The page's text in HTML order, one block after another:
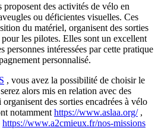
proposent des activités de vélo en
ou déficientes visuelles. Ces
du matériel, organisent des sorties
les pilotes. Elles sont un excellent
personnes intéressées par cette pratique
personnalisé.
, vous avez la possibilité de choisir le
alors mis en relation avec des
des sorties encadrées à vélo
notamment https://www.aslaa.org/,
https://www.a2cmieux.fr/nos-missions